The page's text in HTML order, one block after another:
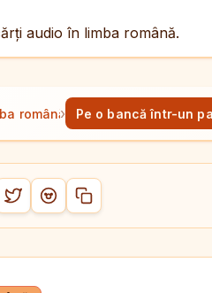
audio în limba română.
română
› Pe o bancă într-un
pe WhatsApp
pe Telegram
Distribuie pe Twitter/X
Distribuie pe Reddit
Copiază link-ul